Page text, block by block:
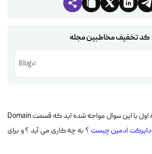
کد تخفیف مخاطبین مجله
Blog01
حتما تا به حال در نگاه اول با این سوال مواجه شده اید که قسمت Domain
دایرکت ادمین چیست ؟ به چه کاری می آید ؟ و برای